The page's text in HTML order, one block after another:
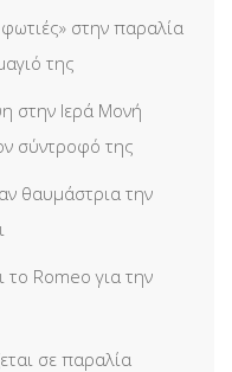
στην παραλία
της
στην Ιερά Μονή
σύντροφό της
θαυμάστρια την
Romeo για την
σε παραλία